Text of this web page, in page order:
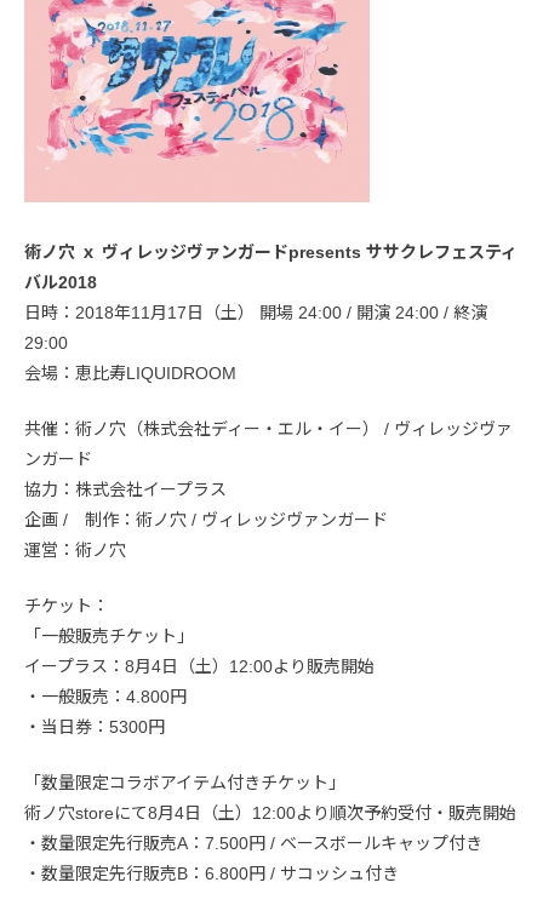
術ノ穴 ｘ ヴィレッジヴァンガードpresents ササクレフェスティ
バル2018
日時：2018年11月17日（土） 開場 24:00 / 開演 24:00 / 終演
29:00
会場：恵比寿LIQUIDROOM
共催：術ノ穴（株式会社ディー・エル・イー） / ヴィレッジヴァ
ンガード
協力：株式会社イープラス
企画 / 制作：術ノ穴 / ヴィレッジヴァンガード
運営：術ノ穴
チケット：
「一般販売チケット」
イープラス：8月4日（土）12:00より販売開始
・一般販売：4.800円
・当日券：5300円
「数量限定コラボアイテム付きチケット」
術ノ穴storeにて8月4日（土）12:00より順次予約受付・販売開始
・数量限定先行販売A：7.500円 / ベースボールキャップ付き
・数量限定先行販売B：6.800円 / サコッシュ付き